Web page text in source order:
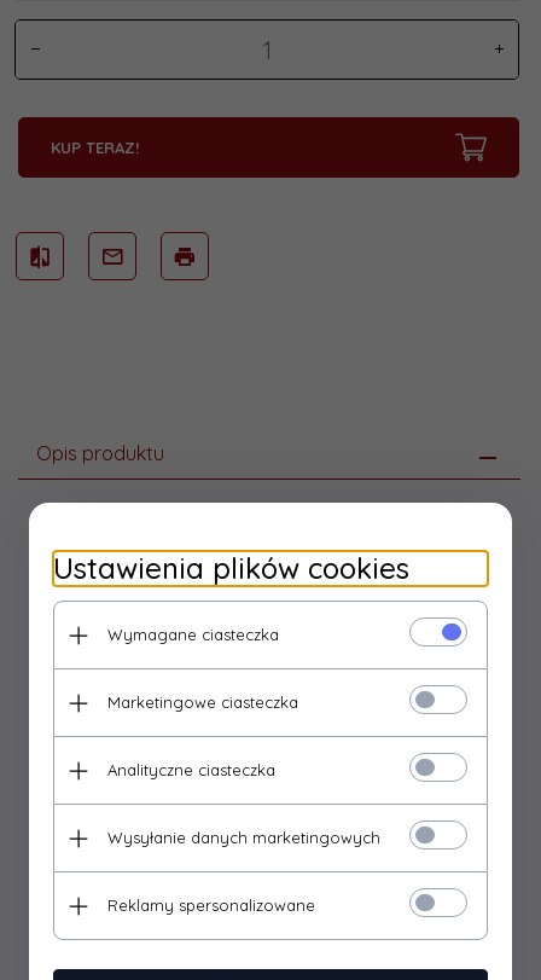
KUP TERAZ!
Opis produktu
natynkowa z szybką dymna IP40 S‑12
C.2072 Pawbol
Obudowa natynkowa n/t S-12:
szybka dymna
IP40
biała
Dane techniczne:
waga: 0.397kg
A: 96 mm
240 mm
140 mm
Ustawienia plików cookies
Wymagane ciasteczka
Marketingowe ciasteczka
Analityczne ciasteczka
Wysyłanie danych marketingowych
Reklamy spersonalizowane